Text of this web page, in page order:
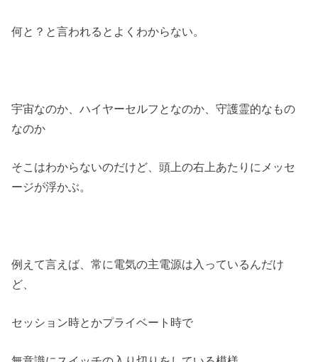
何と？と言われるとよくわからない。
宇宙なのか、ハイヤーセルフとなのか、守護霊的なもの
なのか
そこはわからないのだけど、頭上の右上あたりにメッセ
ージが浮かぶ。
例えて言えば、常に電気の主電源は入っているんだけ
ど、
セッション時とかプライベート時で